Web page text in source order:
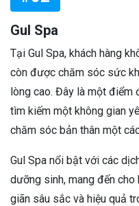
Gul Spa
Tại Gul Spa, khách hàng
còn được chăm sóc sức
lòng cao. Đây là một điểm
tìm kiếm một không gian
chăm sóc bản thân một
Gul Spa nổi bật với các
dưỡng sinh, mang đến
giãn sâu sắc và hiệu quả